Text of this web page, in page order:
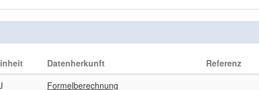
Datenherkunft
Referenz
Formelberechnung